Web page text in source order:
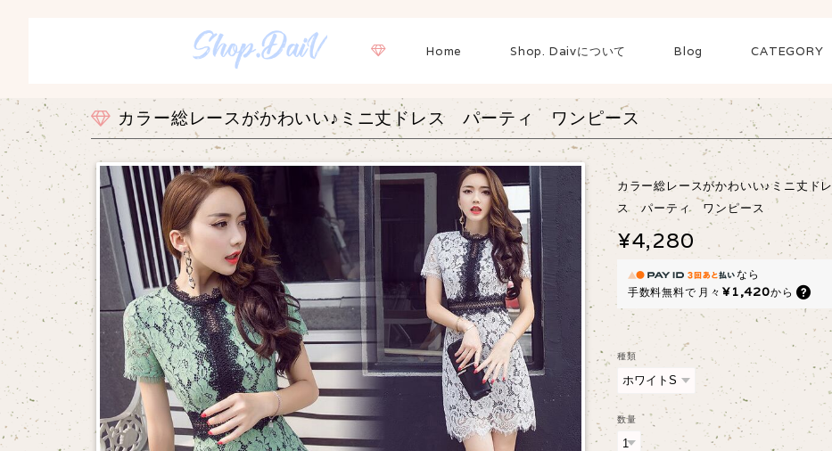
Home Shop. Daivについて Blog CATEGORY
カラー総レースがかわいい♪ミニ丈ドレス パーティ ワンピース
カラー総レースがかわいい♪ミニ丈ドレ
ス パーティ ワンピース
¥4,280
なら
手数料無料で 月々 ¥1,420から
種類
数量